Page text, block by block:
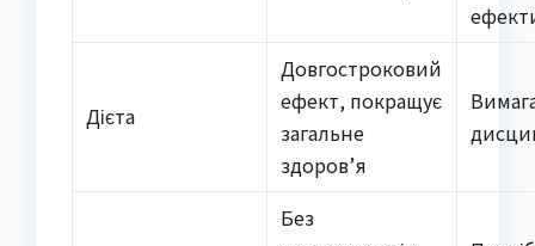
Дієта
Довгостроковий
ефект, покращує
загальне
здоров’я
Без